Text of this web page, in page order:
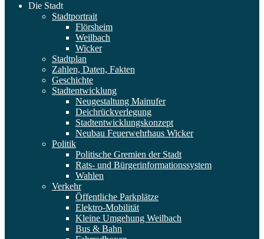
Die Stadt
Stadtportrait
Flörsheim
Weilbach
Wicker
Stadtplan
Zahlen, Daten, Fakten
Geschichte
Stadtentwicklung
Neugestaltung Mainufer
Deichrückverlegung
Stadtentwicklungskonzept
Neubau Feuerwehrhaus Wicker
Politik
Politische Gremien der Stadt
Rats- und Bürgerinformationssystem
Wahlen
Verkehr
Öffentliche Parkplätze
Elektro-Mobilität
Kleine Umgehung Weilbach
Bus & Bahn